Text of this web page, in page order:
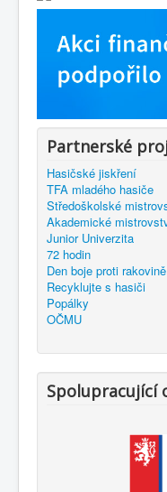
Partnerské
Hasičské jiskření
TFA mladého hasiče
Středoškolské
Akademické
Junior Univerzita
72 hodin
Den boje proti rakovině
Recyklujte s hasiči
Popálky
OČMU
Spolupracující